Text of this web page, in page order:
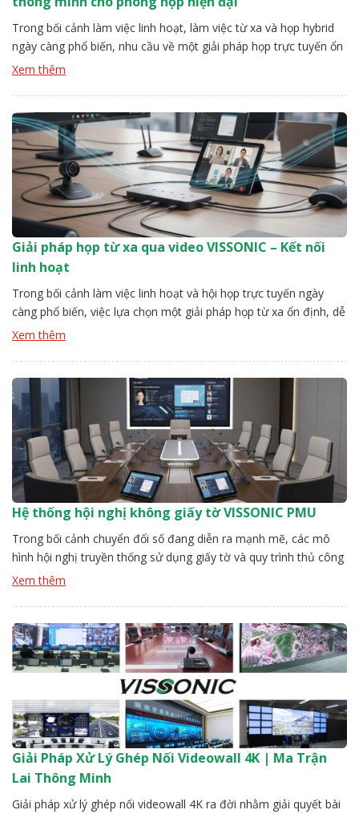
Trong bối cảnh làm việc linh hoạt, làm việc từ xa và họp hybrid
ngày càng phổ biến, nhu cầu về một giải pháp họp trực tuyến ổn
định, chất lượng cao và dễ quản lý trở nên cấp thiết hơn bao giờ
Xem thêm
Giải pháp họp từ xa qua video VISSONIC – Kết nối
linh hoạt
Trong bối cảnh làm việc linh hoạt và hội họp trực tuyến ngày
càng phổ biến, việc lựa chọn một giải pháp họp từ xa ổn định, dễ
triển khai và đảm bảo chất lượng âm thanh – hình ảnh là yếu tố
Xem thêm
Hệ thống hội nghị không giấy tờ VISSONIC PMU
Trong bối cảnh chuyển đổi số đang diễn ra mạnh mẽ, các mô
hình hội nghị truyền thống sử dụng giấy tờ và quy trình thủ công
dần bộc lộ nhiều hạn chế về hiệu suất, tính linh hoạt và khả năng
Xem thêm
Giải Pháp Xử Lý Ghép Nối Videowall 4K | Ma Trận
Lai Thông Minh
Giải pháp xử lý ghép nối videowall 4K ra đời nhằm giải quyết bài